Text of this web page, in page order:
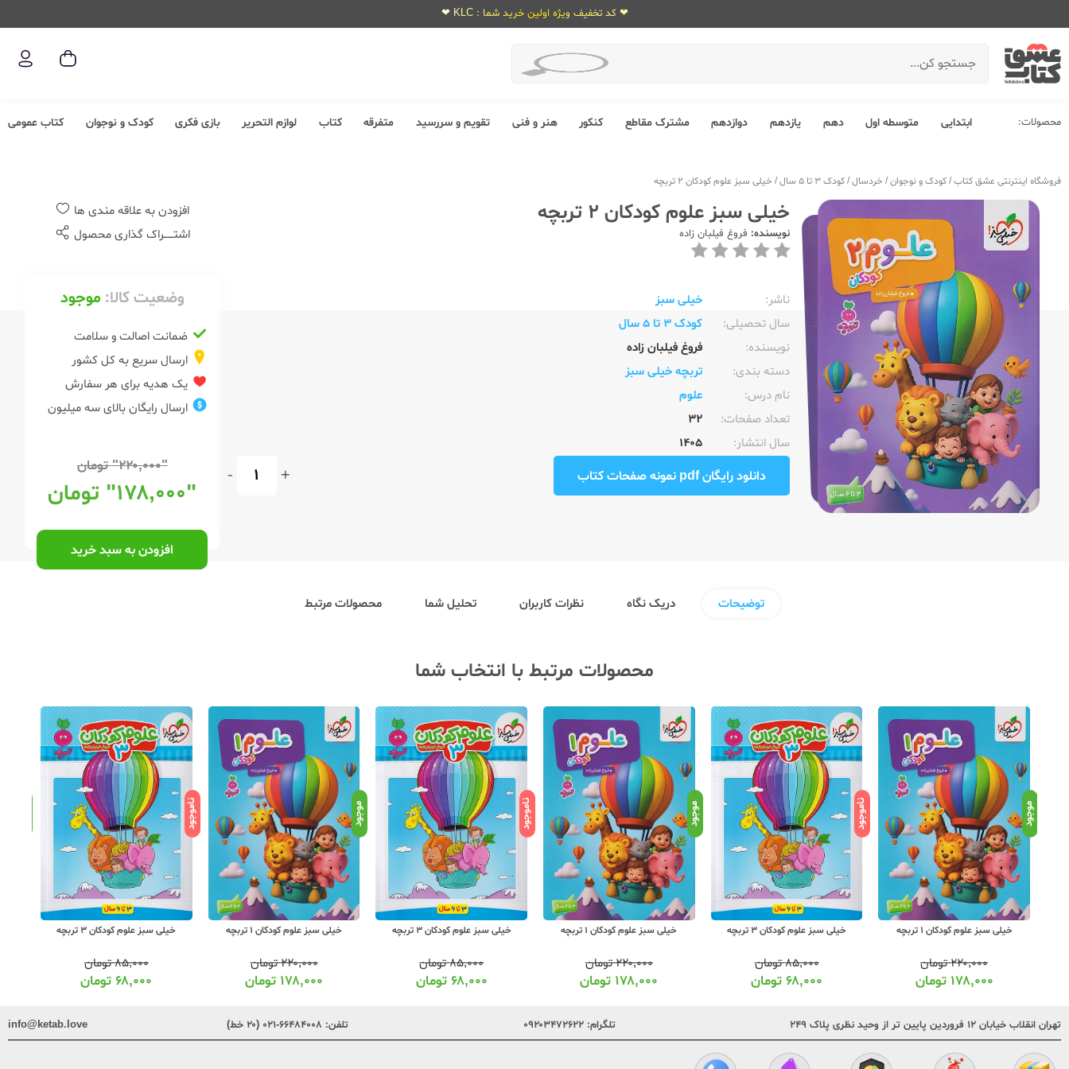
❤ کد تخفیف ویژه اولین خرید شما : KLC ❤
محصولات: ابتدایی متوسطه اول دهم یازدهم دوازدهم مشترک مقاطع کنکور هنر و فنی تقویم و سررسید متفرقه کتاب لوازم التحریر بازی فکری کودک و نوجوان کتاب عمومی
فروشگاه اینترنتی عشق کتاب/کودک و نوجوان/ خردسال/کودک 3 تا 5 سال / خیلی سبز علوم کودکان 2 تربچه
خیلی سبز علوم کودکان 2 تربچه
نویسنده: فروغ فیلبان زاده
ناشر:‌
خیلی سبز
سال تحصیلی:‌
کودک 3 تا 5 سال
نویسنده:‌
فروغ فیلبان زاده
دسته بندی:
تربچه خیلی سبز
نام درس:
علوم
تعداد صفحات:‌
32
سال انتشار:‌
1405
دانلود رایگان pdf نمونه صفحات کتاب +
-
افزودن به علاقه مندی ها
اشتــــــراک گذاری محصول
وضعیت کالا: موجود
ضمانت اصالت و سلامت
ارسال سریع به کل کشور
یک هدیه برای هر سفارش
ارسال رایگان بالای سه میلیون
"۲۲۰,۰۰۰" تومان
"۱۷۸,۰۰۰" تومان
افزودن به سبد خرید
توضیحات دریک نگاه نظرات کاربران تحلیل شما محصولات مرتبط
محصولات مرتبط با انتخاب شما
موجود
خیلی سبز علوم کودکان 1 تربچه
۲۲۰,۰۰۰تومان
۱۷۸,۰۰۰ تومان
ناموجود
خیلی سبز علوم کودکان 3 تربچه
۸۵,۰۰۰تومان
۶۸,۰۰۰تومان
موجود
خیلی سبز علوم کودکان 1 تربچه
۲۲۰,۰۰۰تومان
۱۷۸,۰۰۰ تومان
ناموجود
خیلی سبز علوم کودکان 3 تربچه
۸۵,۰۰۰تومان
۶۸,۰۰۰ تومان
موجود
خیلی سبز علوم کودکان 1 تربچه
۲۲۰,۰۰۰تومان
۱۷۸,۰۰۰ تومان
ناموجود
خیلی سبز علوم کودکان 3 تربچه
۸۵,۰۰۰تومان
۶۸,۰۰۰تومان
تهران انقلاب خیابان ۱۲ فروردین پایین تر از وحید نظری پلاک ۲۴۹ تلگرام: ۰۹۲۰۳۴۷۲۶۲۲ تلفن: ۶۶۴۸۴۰۰۸-۰۲۱ (۲۰ خط) info@ketab.love